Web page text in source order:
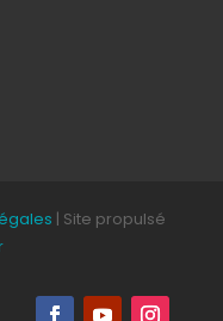
| Site propulsé